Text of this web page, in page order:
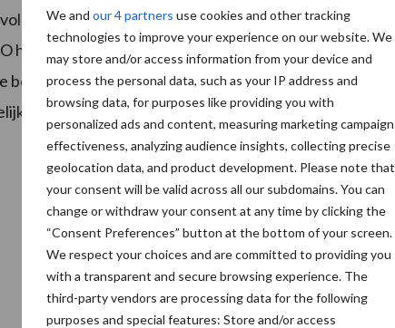
We and our 4 partners use cookies and other tracking
technologies to improve your experience on our website. We
may store and/or access information from your device and
process the personal data, such as your IP address and
browsing data, for purposes like providing you with
personalized ads and content, measuring marketing campaign
effectiveness, analyzing audience insights, collecting precise
geolocation data, and product development. Please note that
your consent will be valid across all our subdomains. You can
change or withdraw your consent at any time by clicking the
“Consent Preferences” button at the bottom of your screen.
We respect your choices and are committed to providing you
with a transparent and secure browsing experience. The
third-party vendors are processing data for the following
purposes and special features: Store and/or access
is dat er meer tweede, derde en vierde
heeft zelf ook nog een gerechtelijke procedure lopen
bezwaren nog beter moeten onderbouwen’, zegt
op.’